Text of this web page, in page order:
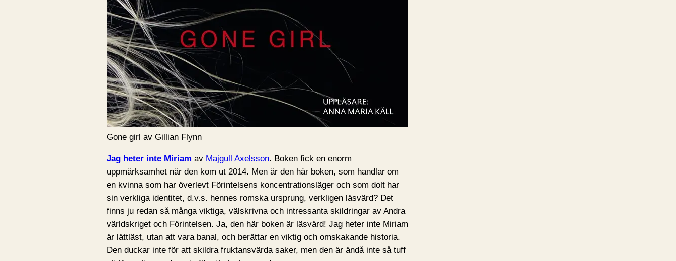
Gone girl av Gillian Flynn
Jag heter inte Miriam av Majgull Axelsson. Boken fick en enorm
uppmärksamhet när den kom ut 2014. Men är den här boken, som handlar om
en kvinna som har överlevt Förintelsens koncentrationsläger och som dolt har
sin verkliga identitet, d.v.s. hennes romska ursprung, verkligen läsvärd? Det
finns ju redan så många viktiga, välskrivna och intressanta skildringar av Andra
världskriget och Förintelsen. Ja, den här boken är läsvärd! Jag heter inte Miriam
är lättläst, utan att vara banal, och berättar en viktig och omskakande historia.
Den duckar inte för att skildra fruktansvärda saker, men den är ändå inte så tuff